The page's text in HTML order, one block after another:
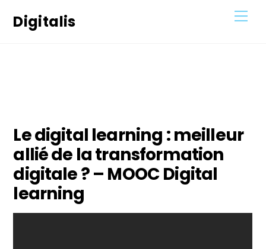
Digitalis
Le digital learning : meilleur
allié de la transformation
digitale ? – MOOC Digital
learning